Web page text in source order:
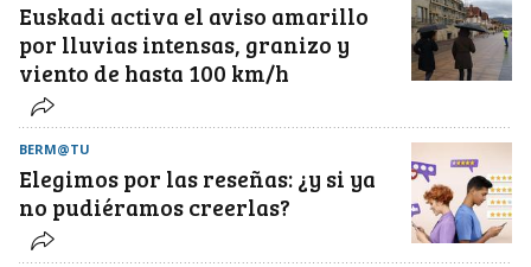
Euskadi activa el aviso amarillo
por lluvias intensas, granizo y
viento de hasta 100 km/h
BERM@TU
Elegimos por las reseñas: ¿y si ya
no pudiéramos creerlas?